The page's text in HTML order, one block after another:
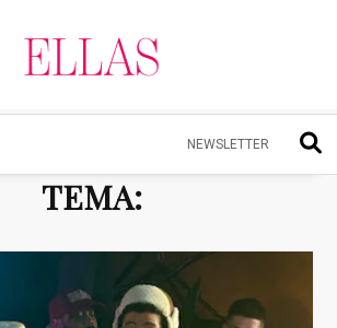
NEWSLETTER
TEMA: